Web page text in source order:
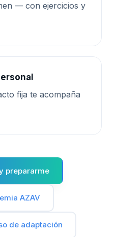
— con ejercicios y
fija te acompaña
prepararme
AZAV
de adaptación